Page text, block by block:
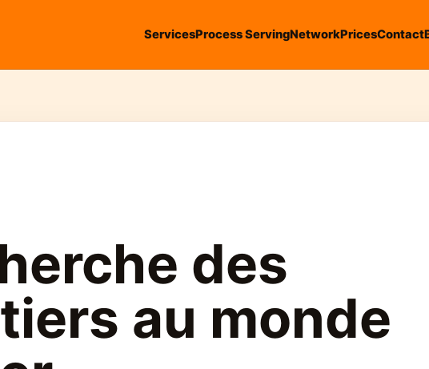
ServicesProcess ServingNetworkPricesContact
des
au monde